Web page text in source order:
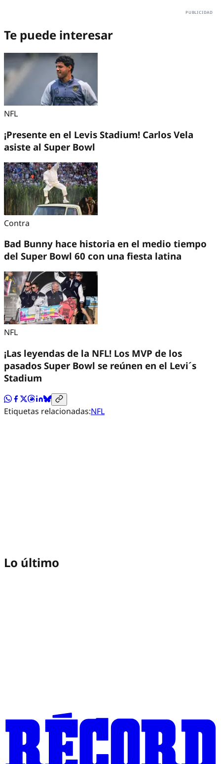
Te puede interesar
NFL
¡Presente en el Levis Stadium! Carlos Vela
asiste al Super Bowl
Contra
Bad Bunny hace historia en el medio tiempo
del Super Bowl 60 con una fiesta latina
NFL
¡Las leyendas de la NFL! Los MVP de los
pasados Super Bowl se reúnen en el Levi´s
Stadium
Etiquetas relacionadas:NFL
Lo último